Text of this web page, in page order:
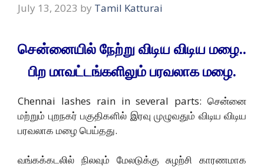
July 13, 2023 by Tamil Katturai
சென்னையில் நேற்று விடிய விடிய மழை..
பிற மாவட்டங்களிலும் பரவலாக மழை.
Chennai lashes rain in several parts: சென்னை
மற்றும் புறநகர் பகுதிகளில் இரவு முழுவதும் விடிய விடிய
பரவலாக மழை பெய்தது.
வங்கக்கடலில் நிலவும் மேலடுக்கு சுழற்சி காரணமாக